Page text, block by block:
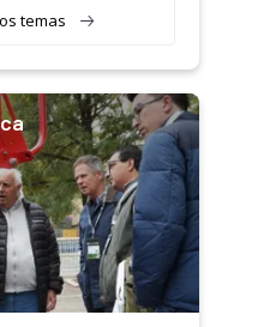
temas